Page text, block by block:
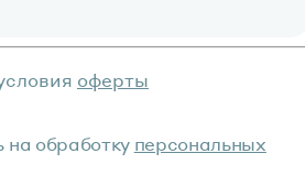
оферты
обработку персональных